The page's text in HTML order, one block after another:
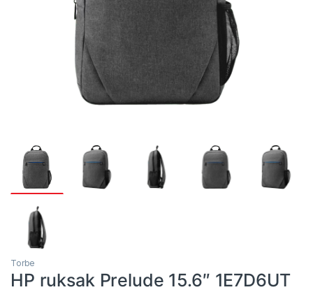
Torbe
HP ruksak Prelude 15.6″ 1E7D6UT